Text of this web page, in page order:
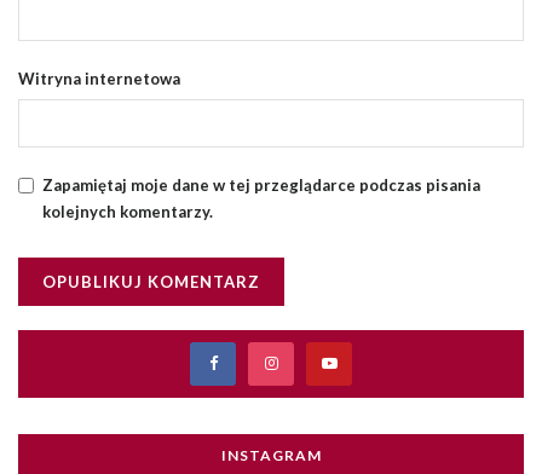
Witryna internetowa
Zapamiętaj moje dane w tej przeglądarce podczas pisania
kolejnych komentarzy.
INSTAGRAM